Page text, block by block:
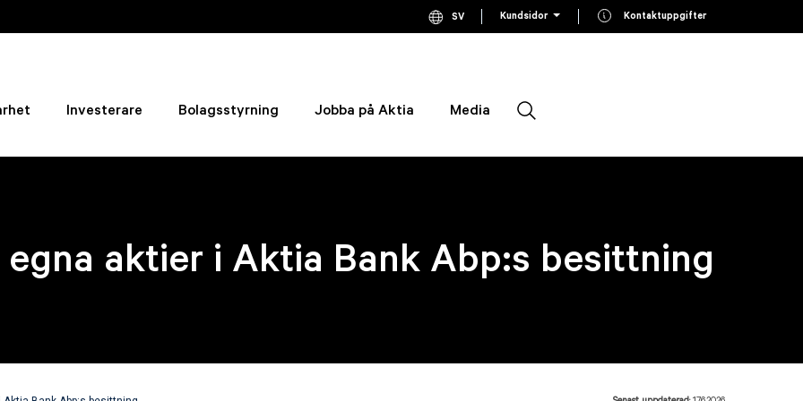
SV
Current language Swedish, click to switch language
Kundsidor Kontaktuppgifter
Investerare Bolagsstyrning Jobba på Aktia Media Sök
aktier i Aktia Bank Abp:s besittning